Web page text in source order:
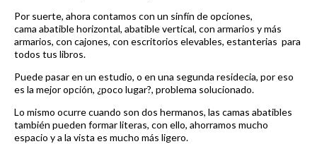
Por suerte, ahora contamos con un sinfín de opciones,
cama abatible horizontal, abatible vertical, con armarios y más
armarios, con cajones, con escritorios elevables, estanterias para
todos tus libros.
Puede pasar en un estudio, o en una segunda residecia, por eso
es la mejor opción, ¿poco lugar?, problema solucionado.
Lo mismo ocurre cuando son dos hermanos, las camas abatibles
también pueden formar literas, con ello, ahorramos mucho
espacio y a la vista es mucho más ligero.